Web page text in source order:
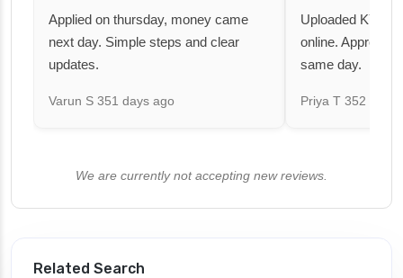
Applied on thursday, money came
next day. Simple steps and clear
updates.
Varun S 351 days ago
Uploaded KYC
online. Approval
same day.
Priya T 352 days
We are currently not accepting new reviews.
Related Search